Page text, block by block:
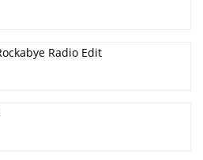
Radio Edit